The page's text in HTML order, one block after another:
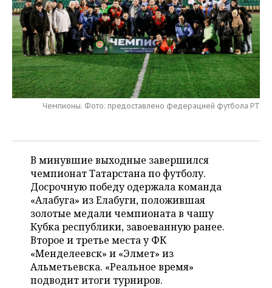
НЕФТЕХИМИЯ
НЕФТЬ
ОПК
ЭНЕРГЕТИКА
РОЗНИЧНАЯ ТОРГОВЛЯ
ТРАНСПОРТ
УСЛУГИ
НОВОСТИ ТЕХНОЛОГИЙ
IT
МЕДИА
ТЕЛЕКОММУНИКАЦИИ
МЕРОПРИЯТИЯ
НОВОСТИ МЕРОПРИЯТИЙ
ВЫЕЗДНАЯ РЕДАКЦИЯ
БИЗНЕС-БРАНЧИ
ОТКРЫТАЯ ЛЕКЦИЯ
СПОРТ
НОВОСТИ СПОРТА
ФУТБОЛ
БАСКЕТБОЛ
ВОЛЕЙБОЛ
КИБЕРСПОРТ
ФИГУРНОЕ КАТАНИЕ
ВОДНЫЕ ВИДЫ СПОРТА
ОБЩЕСТВО
НОВОСТИ ОБЩЕСТВА
ИНФРАСТРУКТУРА
ИСТОРИЯ
КУЛЬТУРА
МЕДИЦИНА
ОБРАЗОВАНИЕ
ФОТОГАЛЕРЕЯ
СПРАВОЧНИК
СПИСОК ПЕРСОН
СПИСОК КОМПАНИЙ
ПОЛНАЯ ВЕРСИЯ
Чемпионы. Фото: предоставлено федерацией футбола РТ
В минувшие выходные завершился
чемпионат Татарстана по футболу.
Досрочную победу одержала команда
«Алабуга» из Елабуги, положившая
золотые медали чемпионата в чашу
Кубка республики, завоеванную ранее.
Второе и третье места у ФК
«Менделеевск» и «Элмет» из
Альметьевска. «Реальное время»
подводит итоги турниров.